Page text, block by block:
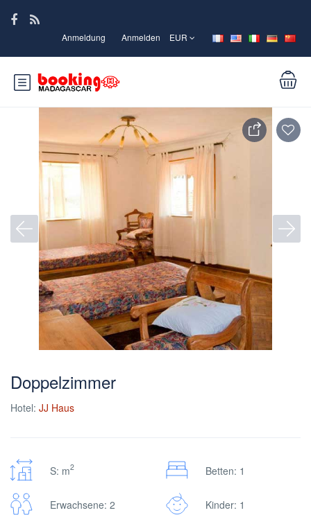
Anmeldung Anmelden EUR
Doppelzimmer
Hotel: JJ Haus
S: m2 Betten: 1
Erwachsene: 2 Kinder: 1